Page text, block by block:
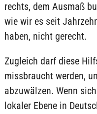
rechts, dem Ausmaß
wie wir es seit
haben, nicht gerecht.
Zugleich darf diese
missbraucht werden,
abzuwälzen. Wenn
lokaler Ebene in